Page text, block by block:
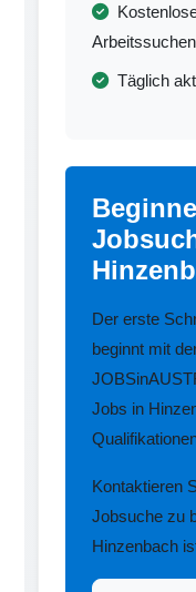
Täglich
Der erste
beginnt mit
Jobs in
Kontaktieren
Jobsuche zu
Hinzenbach